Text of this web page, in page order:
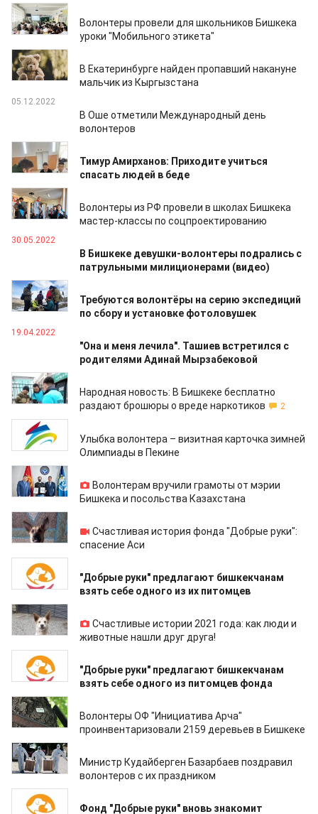
22.05.2023
Волонтеры провели для школьников Бишкека
уроки "Мобильного этикета"
31.01.2023
В Екатеринбурге найден пропавший накануне
мальчик из Кыргызстана
05.12.2022
В Оше отметили Международный день
волонтеров
20.11.2022
Тимур Амирханов: Приходите учиться
спасать людей в беде
16.11.2022
Волонтеры из РФ провели в школах Бишкека
мастер-классы по соцпроектированию
30.05.2022
В Бишкеке девушки-волонтеры подрались с
патрульными милиционерами (видео)
15.05.2022
Требуются волонтёры на серию экспедиций
по сбору и установке фотоловушек
19.04.2022
"Она и меня лечила". Ташиев встретился с
родителями Адинай Мырзабековой
02.03.2022
Народная новость: В Бишкеке бесплатно
раздают брошюры о вреде наркотиков
2
21.01.2022
Улыбка волонтера – визитная карточка зимней
Олимпиады в Пекине
21.01.2022
Волонтерам вручили грамоты от мэрии
Бишкека и посольства Казахстана
19.01.2022
Счастливая история фонда "Добрые руки":
спасение Аси
17.01.2022
"Добрые руки" предлагают бишкекчанам
взять себе одного из их питомцев
31.12.2021
Счастливые истории 2021 года: как люди и
животные нашли друг друга!
20.12.2021
"Добрые руки" предлагают бишкекчанам
взять себе одного из питомцев фонда
06.12.2021
Волонтеры ОФ "Инициатива Арча"
проинвентаризовали 2159 деревьев в Бишкеке
05.12.2021
Министр Кудайберген Базарбаев поздравил
волонтеров с их праздником
26.11.2021
Фонд "Добрые руки" вновь знакомит